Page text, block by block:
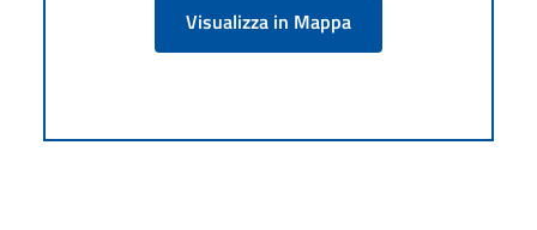
Visualizza in Mappa